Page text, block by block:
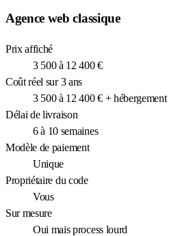
Agence web classique
Prix affiché
3 500 à 12 400 €
Coût réel sur 3 ans
3 500 à 12 400 € + hébergement
Délai de livraison
6 à 10 semaines
Modèle de paiement
Unique
Propriétaire du code
Vous
Sur mesure
Oui mais process lourd